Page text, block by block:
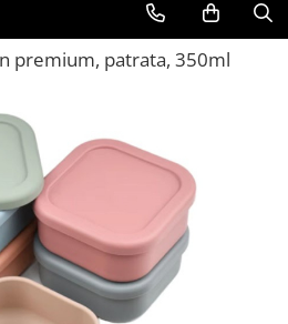
premium, patrata, 350ml